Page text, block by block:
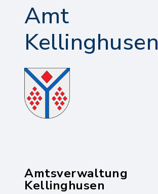
Amt
Kellinghusen
Amtsverwaltung
Kellinghusen